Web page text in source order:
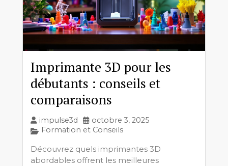
Imprimante 3D pour les
débutants : conseils et
comparaisons
impulse3d
octobre 3, 2025
Formation et Conseils
Découvrez quels imprimantes 3D
abordables offrent les meilleures